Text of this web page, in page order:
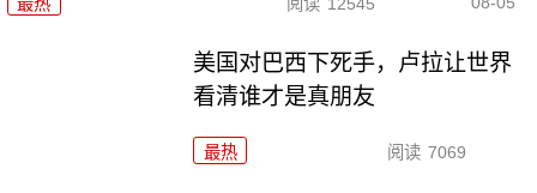
最热 阅读 12545
美国对巴西下死手，卢拉让世界
看清谁才是真朋友
最热 阅读 7069